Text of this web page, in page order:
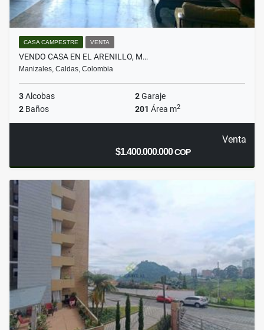
CASA CAMPESTRE VENTA
VENDO CASA EN EL ARENILLO, M…
Manizales, Caldas, Colombia
3Alcobas 2Garaje
2 Baños 201 Área m2
Venta
$1.400.000.000COP